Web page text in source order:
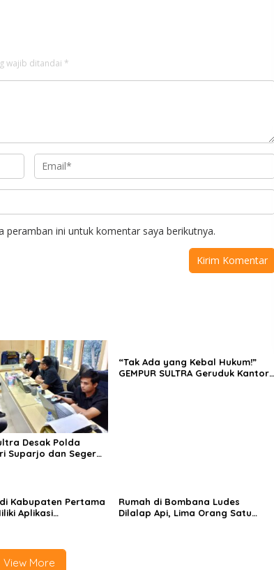
wajib ditandai *
peramban ini untuk komentar saya berikutnya.
Desak Polda
Suparjo dan Segera
“Tak Ada yang Kebal Hukum!”
GEMPUR SULTRA Geruduk Kantor
Kabupaten Pertama
Aplikasi
Rumah di Bombana Ludes
Dilalap Api, Lima Orang Satu
View More